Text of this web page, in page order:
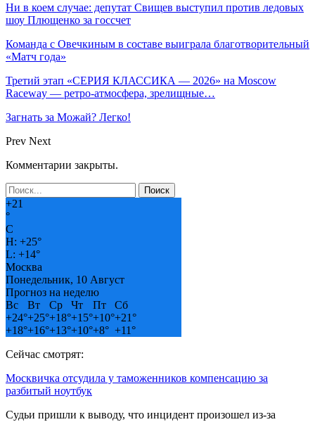
Ни в коем случае: депутат Свищев выступил против ледовых
шоу Плющенко за госсчет
Команда с Овечкиным в составе выиграла благотворительный
«Матч года»
Третий этап «СЕРИЯ КЛАССИКА — 2026» на Moscow
Raceway — ретро‑атмосфера, зрелищные…
Загнать за Можай? Легко!
Prev Next
Комментарии закрыты.
+21
°
C
H: +25°
L: +14°
Москва
Понедельник, 10 Август
Прогноз на неделю
Вс
Вт Ср Чт Пт
Сб
+24°+25°+18°+15°+10°+21°
+18°+16°+13°+10°+8° +11°
Сейчас смотрят:
Москвичка отсудила у таможенников компенсацию за
разбитый ноутбук
Судьи пришли к выводу, что инцидент произошел из-за